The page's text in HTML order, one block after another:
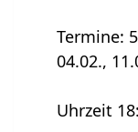
Termine:
04.02.,
Uhrzeit